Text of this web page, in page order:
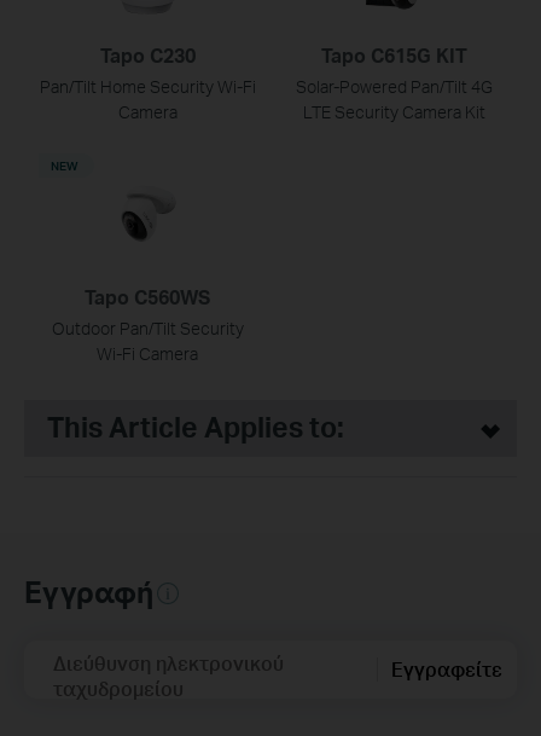
Tapo C230
Pan/Tilt Home Security Wi-Fi
Camera
Tapo C615G KIT
Solar-Powered Pan/Tilt 4G
LTE Security Camera Kit
Tapo C560WS
Outdoor Pan/Tilt Security
Wi-Fi Camera
NEW
This Article Applies to:
Εγγραφή
Διεύθυνση ηλεκτρονικού
ταχυδρομείου
Εγγραφείτε